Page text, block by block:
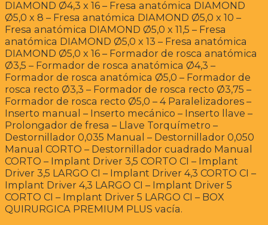
DIAMOND Ø4,3 x 16 – Fresa anatómica DIAMOND
Ø5,0 x 8 – Fresa anatómica DIAMOND Ø5,0 x 10 –
Fresa anatómica DIAMOND Ø5,0 x 11,5 – Fresa
anatómica DIAMOND Ø5,0 x 13 – Fresa anatómica
DIAMOND Ø5,0 x 16 – Formador de rosca anatómica
Ø3,5 – Formador de rosca anatómica Ø4,3 –
Formador de rosca anatómica Ø5,0 – Formador de
rosca recto Ø3,3 – Formador de rosca recto Ø3,75 –
Formador de rosca recto Ø5,0 – 4 Paralelizadores –
Inserto manual – Inserto mecánico – Inserto llave –
Prolongador de fresa – Llave Torquímetro –
Destornillador 0,035 Manual – Destornillador 0,050
Manual CORTO – Destornillador cuadrado Manual
CORTO – Implant Driver 3,5 CORTO CI – Implant
Driver 3,5 LARGO CI – Implant Driver 4,3 CORTO CI –
Implant Driver 4,3 LARGO CI – Implant Driver 5
CORTO CI – Implant Driver 5 LARGO CI – BOX
QUIRURGICA PREMIUM PLUS vacía.